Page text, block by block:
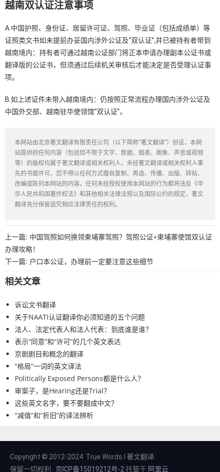
越南双认证注意事项
A.中国护照、身份证、居留许可证、驾照、毕业证（包括成绩单）等
证照类文书如未提前办妥国内涉外公证及“双认证”,并已被持有者带到
越南境内：持有者可通过越南公证部门将正本申请办理副本公证书或
翻译版的公证书，但须通过后续机关审核后才能决定是否受理认证事
项。
B.如上述证件未带入越南境内：仍按照正常流程办理国内涉外公证及
中国外交部、越南驻华使领馆“双认证”。
本网站由北京著文翻译有限责任公司（以下简称“著文翻译”）创设，本网
站提供的任何内容（包括但不限于文字、数据、图表、图象、声音或视频
等）的版权均属于著文翻译或相关权利人。未经著文翻译或相关权利人事
先的书面许可，您不得以任何方式擅自复制、再造、传播、出版、转帖、
改编或陈列本网站的内容。任何未经授权使用本网站的行为都将违反《中
华人民共和国著作权法》和其他相关法律法规以及国际公约的规定，著文
翻译充分保留追究相应法律责任的权利。
上一篇: 中国驾照如何换领柬埔寨驾照？驾照公证+柬埔寨使馆双认证
办理攻略！
下一篇: 户口本公证，办理前一定要注意这些细节
相关文章
诉讼文书翻译
关于NAATI认证翻译你必须知道的五个问题
法人、法定代表人和法人代表：到底谁是谁？
表示“同意”和“许可”的几个英文表达
京剧剧目和概念的翻译
“格局”一词的英文译法
Politically Exposed Persons都是什么人？
审案子，是Hearing还是Trial？
这些英文名字，要不要翻成中文？
“减值”和“折旧”的译法辨析
Copyright © 2012-2024 True Words I 著文翻译
保留一切权利
京ICP备15019212号-2 托管于 阿里云